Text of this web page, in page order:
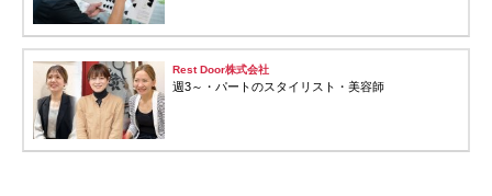
Rest Door株式会社
週3～・パートのスタイリスト・美容師